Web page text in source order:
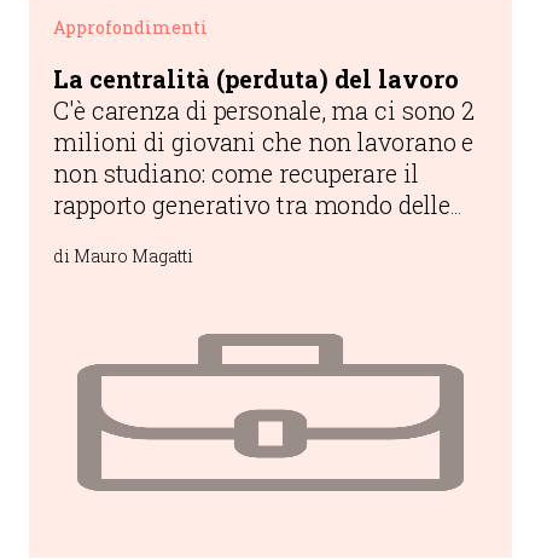
Approfondimenti
La centralità (perduta) del lavoro
C'è carenza di personale, ma ci sono 2
milioni di giovani che non lavorano e
non studiano: come recuperare il
rapporto generativo tra mondo delle
persone reali?
di Mauro Magatti